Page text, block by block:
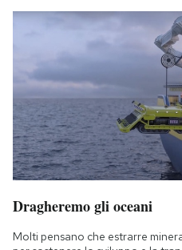
Dragheremo gli oceani
Molti pensano che estrarre